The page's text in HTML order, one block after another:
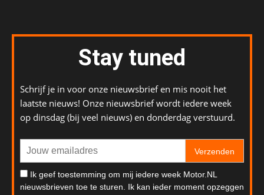
Stay tuned
Schrijf je in voor onze nieuwsbrief en mis nooit het
laatste nieuws! Onze nieuwsbrief wordt iedere week
op dinsdag (bij veel nieuws) en donderdag verstuurd.
Verzenden
Ik geef toestemming om mij iedere week Motor.NL
nieuwsbrieven toe te sturen. Ik kan ieder moment opzeggen